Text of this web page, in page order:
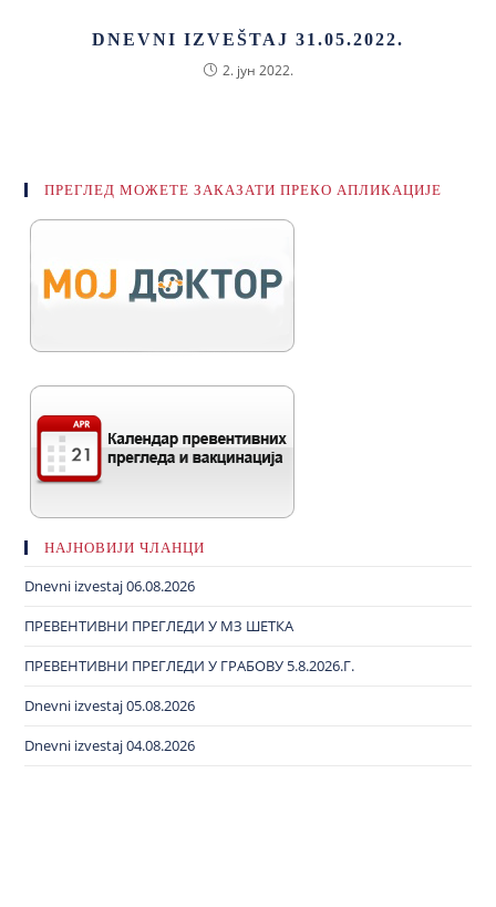
DNEVNI IZVEŠTAJ 31.05.2022.
2. јун 2022.
ПРЕГЛЕД МОЖЕТЕ ЗАКАЗАТИ ПРЕКО АПЛИКАЦИЈЕ
НАЈНОВИЈИ ЧЛАНЦИ
Dnevni izvestaj 06.08.2026
ПРЕВЕНТИВНИ ПРЕГЛЕДИ У МЗ ШЕТКА
ПРЕВЕНТИВНИ ПРЕГЛЕДИ У ГРАБОВУ 5.8.2026.Г.
Dnevni izvestaj 05.08.2026
Dnevni izvestaj 04.08.2026